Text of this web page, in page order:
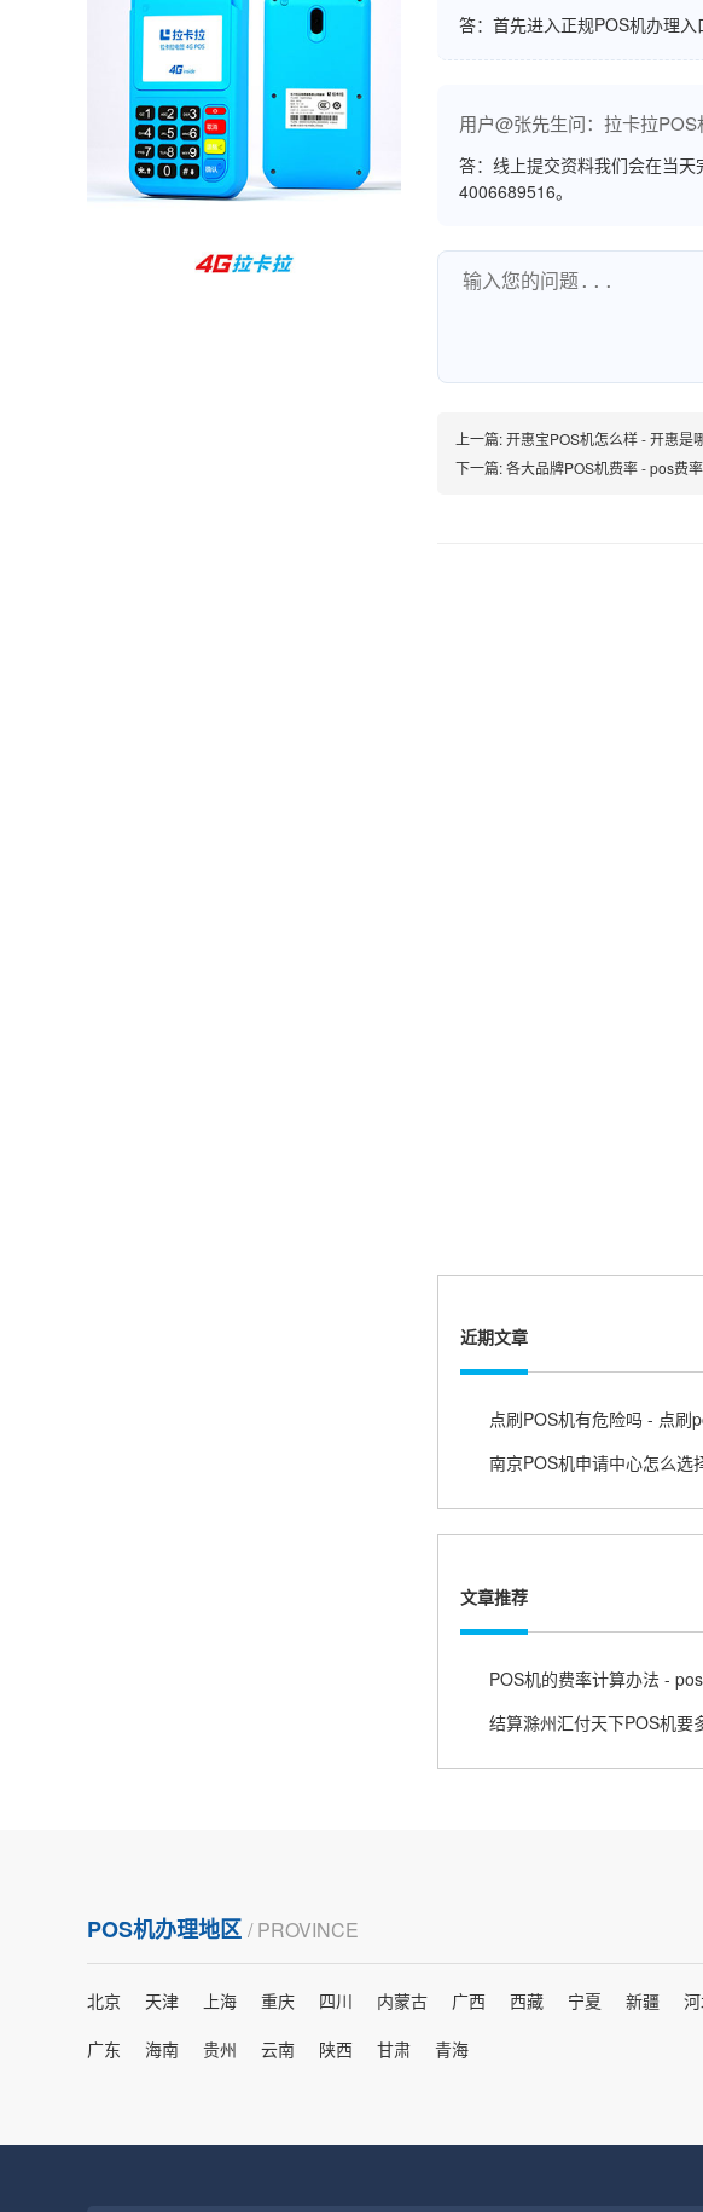
孙女士
收到用了还可以，朋友推荐用的，她之前用了竟
然给提额了，希望我也能提呃，客服还和我说了
很多提额小技巧希望有用吧。
杨先生
朋友推荐的，很好用，很安全，到账速度也很
快，机器很正规，值得推荐，客服讲解很仔细，
很满意！
答：首先进入正规POS机办理
用户@张先生问：拉卡拉POS
答：线上提交资料我们会在当
4006689516。
上一篇:开惠宝POS机怎么样 - 开惠是
下一篇:各大品牌POS机费率 - pos费
近期文章
点刷POS机有危险吗 - 点刷
文章推荐
POS机办理地区 / PROVINCE
北京 天津 上海 重庆 四川 内蒙古 广西 西藏 宁夏 新疆
广东
海南 贵州 云南 陕西 甘肃 青海